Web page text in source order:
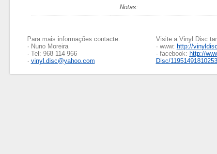
Notas:
Para mais informações contacte:
· Nuno Moreira
· Tel: 968 114 966
· vinyl.disc@yahoo.com
Visite a Vinyl Disc
· www: http://
· facebook: http://
Disc/